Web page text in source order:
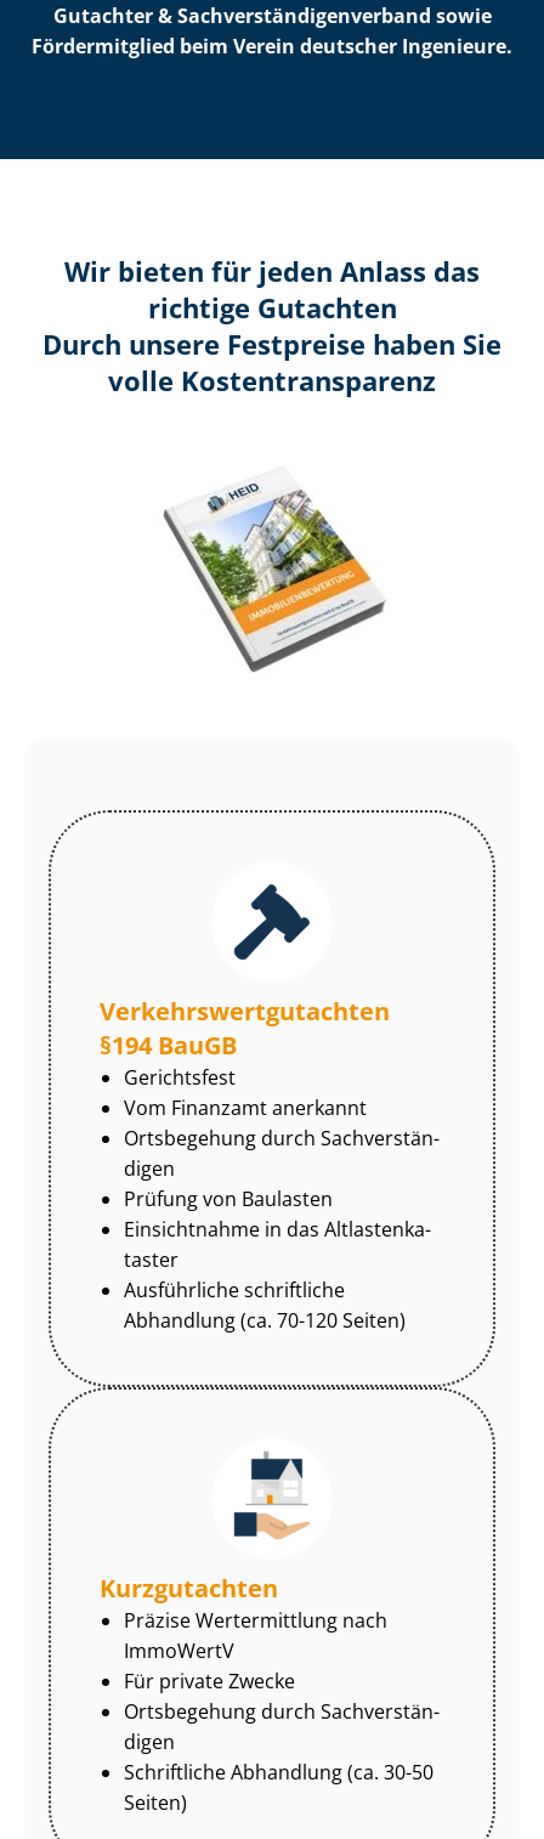
Gutachter & Sach­ver­stän­di­gen­ver­band sowie
Fördermitglied beim Verein deutscher Ingenieure.
Wir bieten für jeden Anlass das
richtige Gutachten
Durch unsere Festpreise haben Sie
volle Kosten­transparenz
Ver­kehrs­wert­gut­ach­ten
§194 BauGB
Gerichtsfest
Vom Finanzamt anerkannt
Ortsbegehung durch Sach­ver­stän­
di­gen
Prüfung von Baulasten
Einsichtnahme in das Alt­las­ten­ka­
tas­ter
Ausführliche schriftliche
Abhandlung (ca. 70-120 Seiten)
Kurzgutachten
Präzise Wertermittlung nach
ImmoWertV
Für private Zwecke
Ortsbegehung durch Sach­ver­stän­
di­gen
Schriftliche Abhandlung (ca. 30-50
Seiten)